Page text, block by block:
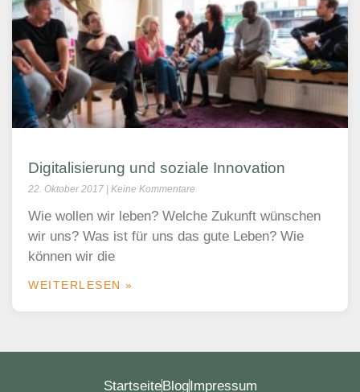
Digitalisierung und soziale Innovation
22. Oktober 2017 Keine Kommentare
Wie wollen wir leben? Welche Zukunft wünschen
wir uns? Was ist für uns das gute Leben? Wie
können wir die
WEITERLESEN »
StartseiteBlogImpressum